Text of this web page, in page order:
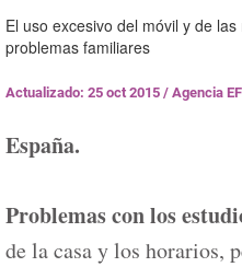
El uso excesivo del móvil y de
problemas familiares
Actualizado: 25 oct 2015 / Agencia
España.
Problemascon los
de la casa y los horarios,